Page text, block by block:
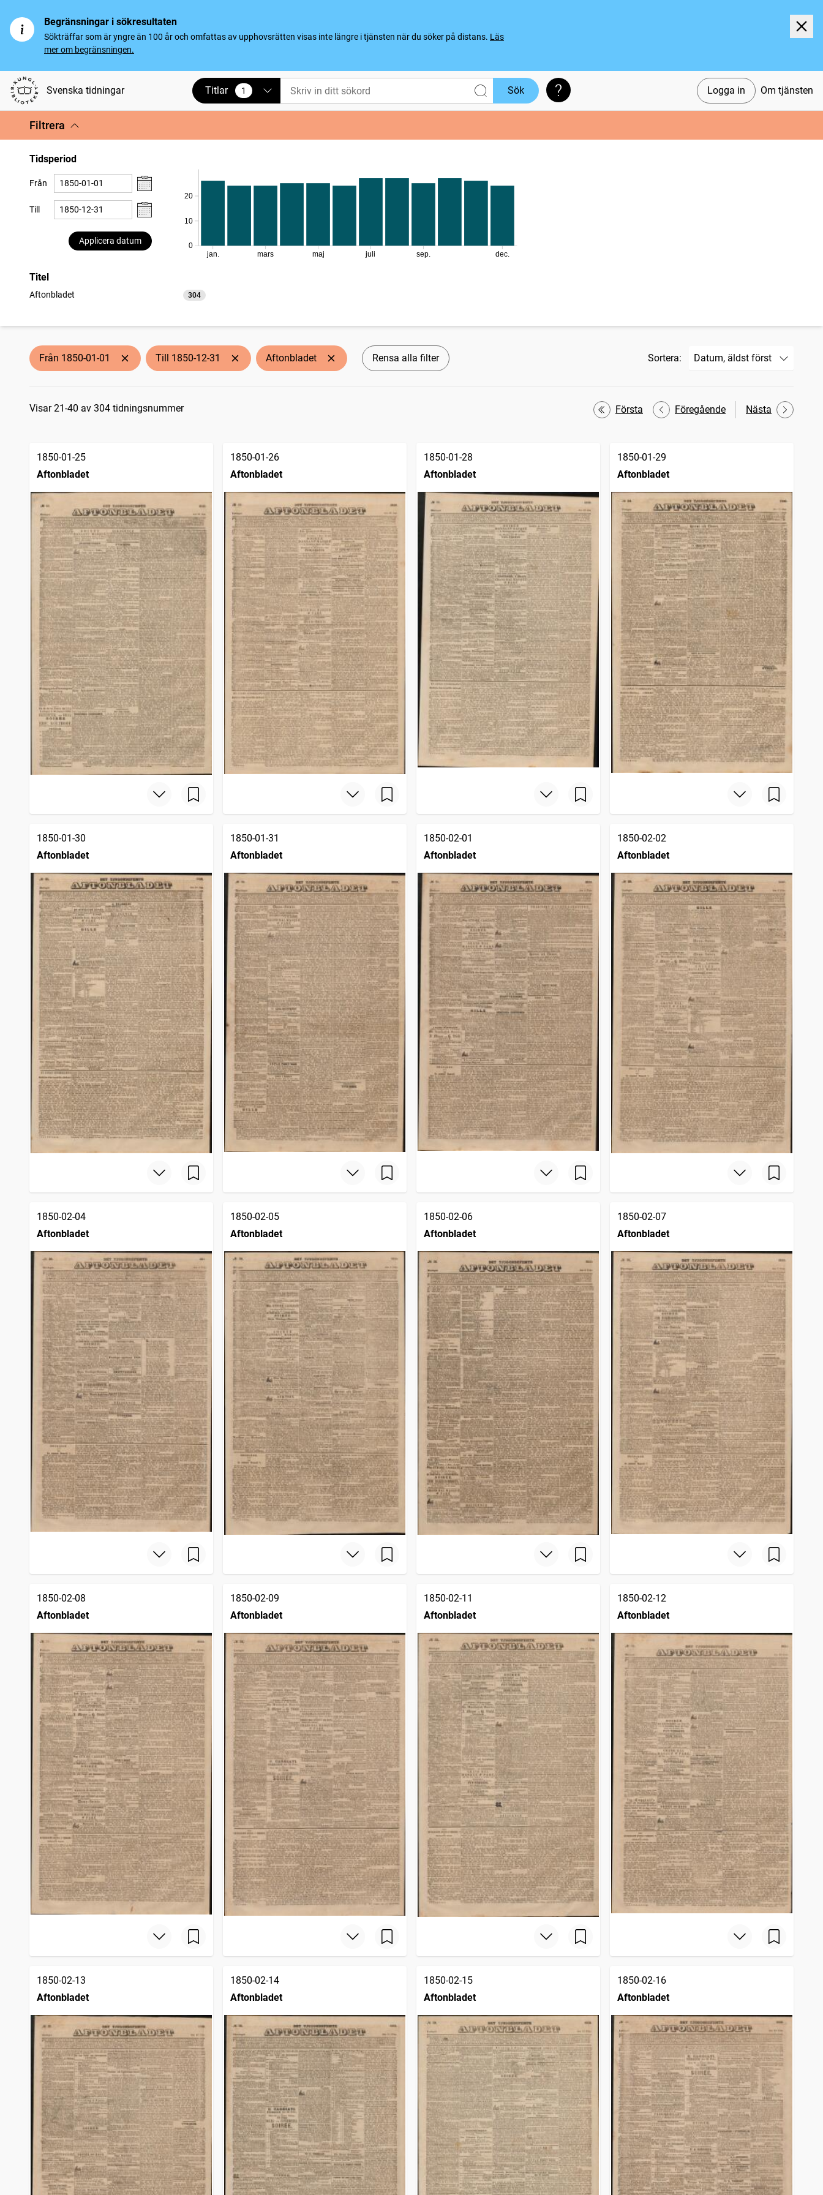
Begränsningar i sökresultaten
Sökträffar som är yngre än 100 år och omfattas av upphovsrätten visas inte längre i tjänsten när du söker på distans. Läs
mer om begränsningen.
Svenska tidningar Logga in Om tjänsten
Titlar 1
vald Sök Söktips
Filtrera
Tidsperiod
Från
Till
Applicera datum
0
10
20
jan. mars maj juli sep. dec.
Titel
Aftonbladet 304
träffar
Från 1850-01-01 Till 1850-12-31 Aftonbladet Rensa alla filter Sortera:
Sökresultat
Visar 21-40 av 304 tidningsnummer Första Föregående Nästa
1850-01-25
Aftonbladet
1850-01-26
Aftonbladet
1850-01-28
Aftonbladet
1850-01-29
Aftonbladet
1850-01-30
Aftonbladet
1850-01-31
Aftonbladet
1850-02-01
Aftonbladet
1850-02-02
Aftonbladet
1850-02-04
Aftonbladet
1850-02-05
Aftonbladet
1850-02-06
Aftonbladet
1850-02-07
Aftonbladet
1850-02-08
Aftonbladet
1850-02-09
Aftonbladet
1850-02-11
Aftonbladet
1850-02-12
Aftonbladet
1850-02-13
Aftonbladet
1850-02-14
Aftonbladet
1850-02-15
Aftonbladet
1850-02-16
Aftonbladet